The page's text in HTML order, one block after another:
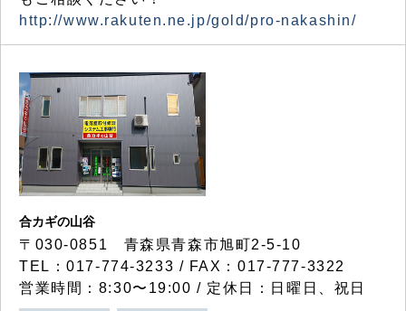
http://www.rakuten.ne.jp/gold/pro-nakashin/
合カギの山谷
〒030-0851 青森県青森市旭町2-5-10
TEL：017-774-3233 / FAX：017-777-3322
営業時間：8:30〜19:00 / 定休日：日曜日、祝日